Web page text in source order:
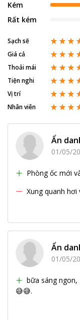
Kém
Rất kém
Sạch sẽ
Giá cả
Thoải mái
Tiện nghi
Vị trí
Nhân viên
Ẩn
01/05/
Phòng ốc mới
Xung quanh hơi
Ẩn
01/05/
bữa sáng
😅😅.